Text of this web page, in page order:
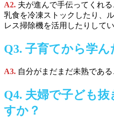
A2. 夫が進んで手伝ってくれ
乳食を冷凍ストックしたり、
レス掃除機を活用したりしてい
Q3. 子育てから学ん
A3. 自分がまだまだ未熟であ
Q4. 夫婦で子ども抜
すか ？